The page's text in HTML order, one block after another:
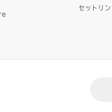
セットリン